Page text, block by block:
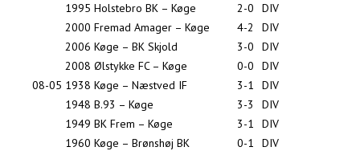
1995 Holstebro BK – Køge 2-0
DIV
2000 Fremad Amager – Køge 4-2
DIV
2006 Køge – BK Skjold 3-0
DIV
2008 Ølstykke FC – Køge 0-0
DIV
08-05 1938 Køge – Næstved IF 3-1
DIV
1948 B.93 – Køge 3-3
DIV
1949 BK Frem – Køge 3-1
DIV
1960 Køge – Brønshøj BK 0-1
DIV